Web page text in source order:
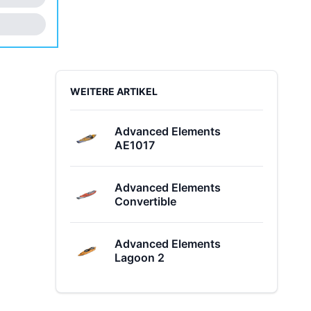
Sidebar
WEITERE ARTIKEL
Advanced Elements
AE1017
Advanced Elements
Convertible
Advanced Elements
Lagoon 2